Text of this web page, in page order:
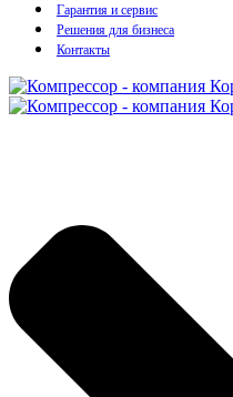
Гарантия и сервис
Решения для бизнеса
Контакты